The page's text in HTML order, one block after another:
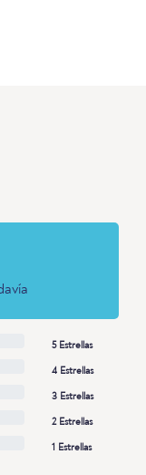
5 Estrellas
4 Estrellas
3 Estrellas
2 Estrellas
1 Estrellas